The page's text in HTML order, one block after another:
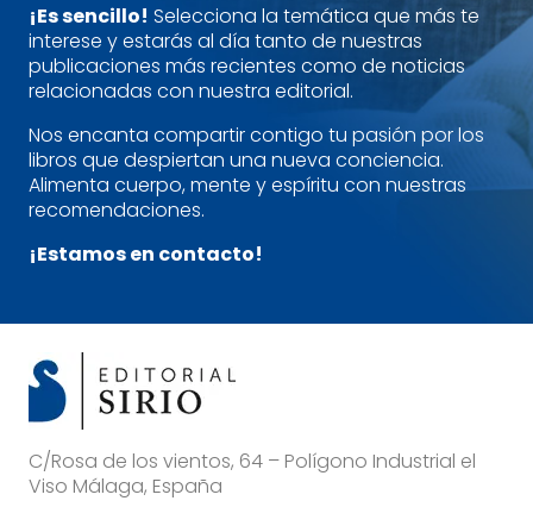
¡Es sencillo! Selecciona la temática que más te
interese y estarás al día tanto de nuestras
publicaciones más recientes como de noticias
relacionadas con nuestra editorial.
Nos encanta compartir contigo tu pasión por los
libros que despiertan una nueva conciencia.
Alimenta cuerpo, mente y espíritu con nuestras
recomendaciones.
¡Estamos en contacto!
C/Rosa de los vientos, 64 – Polígono Industrial el
Viso Málaga, España